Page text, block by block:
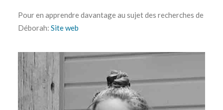
Pour en apprendre davantage au sujet des recherches de
Déborah: Site web